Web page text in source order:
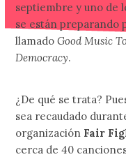
septiembre y uno de
se están preparando
llamadoGood Music
Democracy.
¿De qué se trata?
sea recaudado
organización Fair
cerca de 40